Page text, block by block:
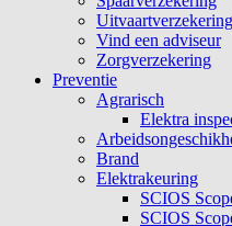
Uitvaartverzekering
Vind een adviseur
Zorgverzekering
Preventie
Agrarisch
Elektra
Brand
Elektrakeuring
SCIOS
SCIOS